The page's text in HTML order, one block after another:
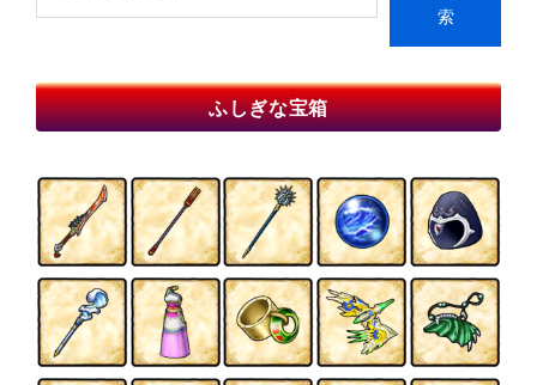
索
ふしぎな宝箱